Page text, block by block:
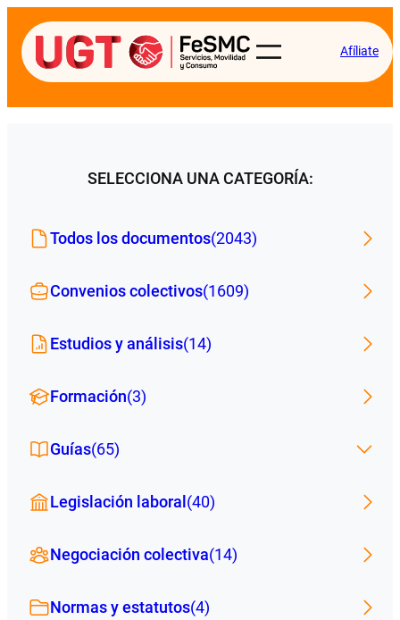
Afíliate
SELECCIONA UNA CATEGORÍA:
Todos los documentos(2043)
Convenios colectivos(1609)
Estudios y análisis(14)
Formación(3)
Guías(65)
Legislación laboral (40)
Negociación colectiva(14)
Normas y estatutos(4)